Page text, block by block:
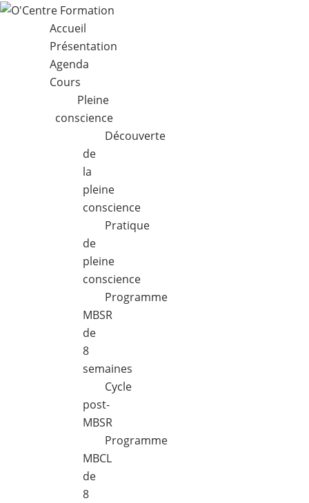
Accueil
Présentation
Agenda
Cours
Pleine
conscience
Découverte
de
la
pleine
conscience
Pratique
de
pleine
conscience
Programme
MBSR
de
8
semaines
Cycle
post-
MBSR
Programme
MBCL
de
8